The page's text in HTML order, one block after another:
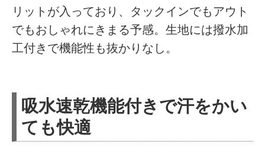
リットが入っており、タックインでもアウト
でもおしゃれにきまる予感。生地には撥水加
工付きで機能性も抜かりなし。
吸水速乾機能付きで汗をかい
ても快適